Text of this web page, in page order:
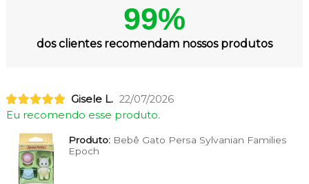
99%
dos clientes recomendam nossos produtos
Gisele L. 22/07/2026
Eu recomendo esse produto.
Produto:Bebê Gato Persa Sylvanian Families
Epoch